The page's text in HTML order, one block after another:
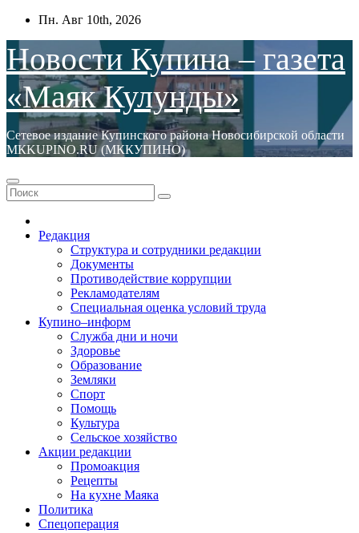
Перейти
содержимому
Пн. Авг 10th, 2026
Новости Купина – газета
«Маяк Кулунды»
Сетевое издание Купинского района Новосибирской области
МКKUPINO.RU (МККУПИНО)
Редакция
Структура и сотрудники редакции
Документы
Противодействие коррупции
Рекламодателям
Специальная оценка условий труда
Купино–информ
Служба дни и ночи
Здоровье
Образование
Земляки
Спорт
Помощь
Культура
Сельское хозяйство
Акции редакции
Промоакция
Рецепты
На кухне Маяка
Политика
Спецоперация